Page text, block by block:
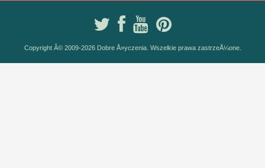
Copyright Â© 2009-2026 Dobre Å»yczenia. Wszelkie prawa zastrzeÅ¼one.